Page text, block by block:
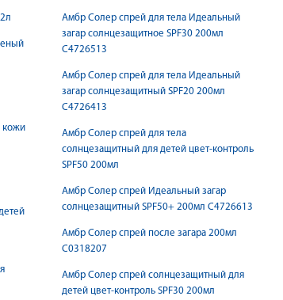
кожи
Амбр Солер спрей для тела Идеальный
загар солнцезащитное SPF30 200мл
С4726513
Амбр Солер спрей для тела Идеальный
загар солнцезащитный SPF20 200мл
С4726413
Амбр Солер спрей для тела
солнцезащитный для детей цвет-контроль
SPF50 200мл
Амбр Солер спрей Идеальный загар
солнцезащитный SPF50+ 200мл С4726613
Амбр Солер спрей после загара 200мл
С0318207
Амбр Солер спрей солнцезащитный для
детей цвет-контроль SPF30 200мл